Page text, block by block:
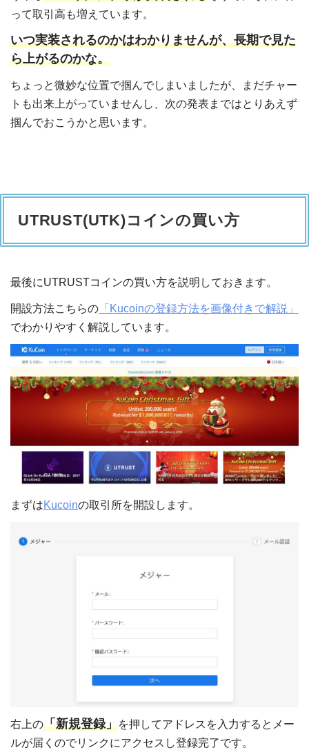
って取引高も増えています。
いつ実装されるのかはわかりませんが、長期で見た
ら上がるのかな。
ちょっと微妙な位置で掴んでしまいましたが、まだチャー
トも出来上がっていませんし、次の発表まではとりあえず
掴んでおこうかと思います。
UTRUST(UTK)コインの買い方
最後にUTRUSTコインの買い方を説明しておきます。
開設方法こちらの 「Kucoinの登録方法を画像付きで解説」
でわかりやすく解説しています。
まずはKucoinの取引所を開設します。
右上の「新規登録」を押してアドレスを入力するとメー
ルが届くのでリンクにアクセスし登録完了です。